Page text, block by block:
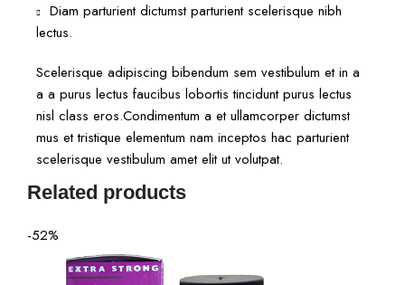
Diam parturient dictumst parturient scelerisque nibh
lectus.
Scelerisque adipiscing bibendum sem vestibulum et in a
a a purus lectus faucibus lobortis tincidunt purus lectus
nisl class eros.Condimentum a et ullamcorper dictumst
mus et tristique elementum nam inceptos hac parturient
scelerisque vestibulum amet elit ut volutpat.
Related products
-52%